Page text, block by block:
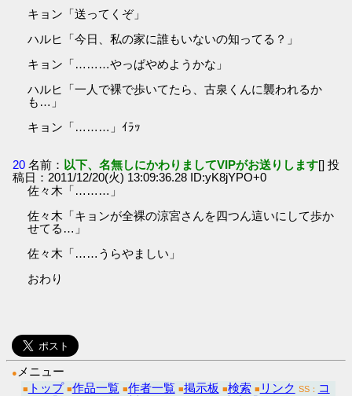
キョン「送ってくぞ」
ハルヒ「今日、私の家に誰もいないの知ってる？」
キョン「………やっぱやめようかな」
ハルヒ「一人で裸で歩いてたら、古泉くんに襲われるか
も…」
キョン「………」ｲﾗｯ
20 名前： 以下、名無しにかわりましてVIPがお送りします[] 投
稿日：2011/12/20(火) 13:09:36.28 ID:yK8jYPO+0
佐々木「………」
佐々木「キョンが全裸の涼宮さんを四つん這いにして歩か
せてる…」
佐々木「……うらやましい」
おわり
● メニュー
■ トップ ■作品一覧 ■作者一覧 ■掲示板 ■検索 ■ リンク SS： コ